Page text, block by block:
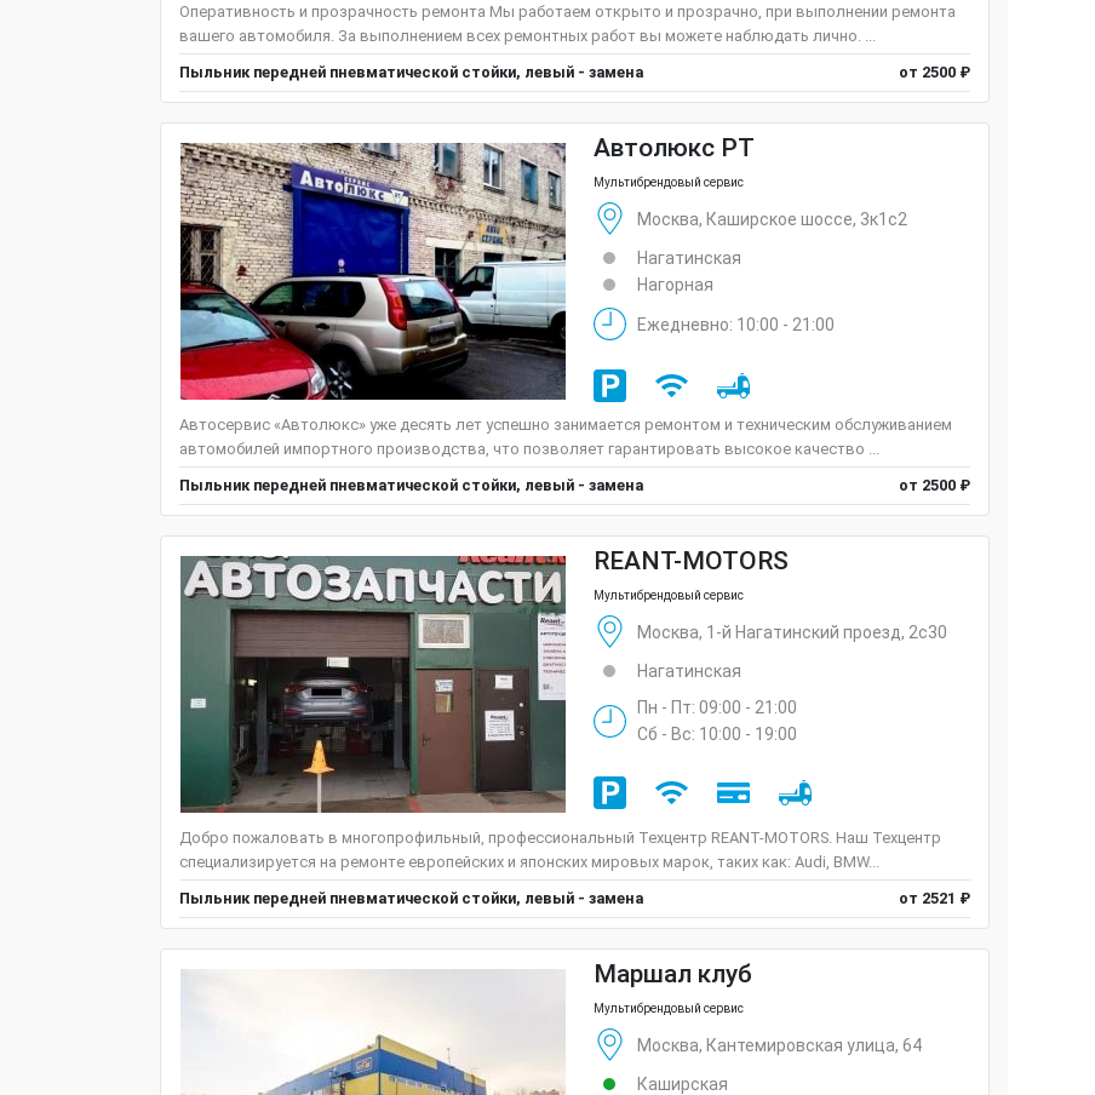
Оперативность и прозрачность ремонта Мы работаем открыто и прозрачно, при выполнении ремонта
вашего автомобиля. За выполнением всех ремонтных работ вы можете наблюдать лично. ...
Пыльник передней пневматической стойки, левый - замена
от 2500 ₽
Автолюкс РТ
Мультибрендовый сервис
Москва, Каширское шоссе, 3к1с2
Нагатинская
Нагорная
Ежедневно: 10:00 - 21:00
Автосервис «Автолюкс» уже десять лет успешно занимается ремонтом и техническим обслуживанием
автомобилей импортного производства, что позволяет гарантировать высокое качество ...
Пыльник передней пневматической стойки, левый - замена
от 2500 ₽
REANT-MOTORS
Мультибрендовый сервис
Москва, 1-й Нагатинский проезд, 2с30
Нагатинская
Пн - Пт: 09:00 - 21:00
Сб - Вс: 10:00 - 19:00
Добро пожаловать в многопрофильный, профессиональный Техцентр REANT-MOTORS. Наш Техцентр
специализируется на ремонте европейских и японских мировых марок, таких как: Audi, BMW...
Пыльник передней пневматической стойки, левый - замена
от 2521 ₽
Маршал клуб
Мультибрендовый сервис
Москва, Кантемировская улица, 64
Каширская